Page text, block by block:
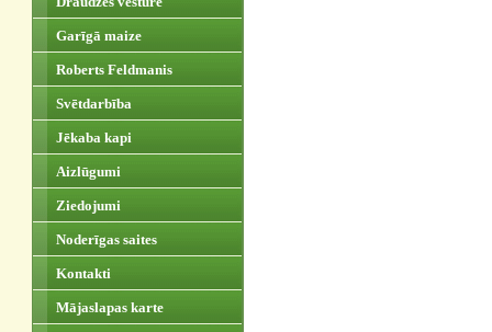
Garīgā maize
Roberts Feldmanis
Svētdarbība
Jēkaba kapi
Aizlūgumi
Ziedojumi
Noderīgas saites
Kontakti
Mājaslapas karte